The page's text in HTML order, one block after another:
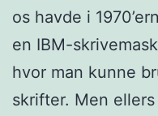
os havde i
en IBM-
hvor man kunne
skrifter. Men